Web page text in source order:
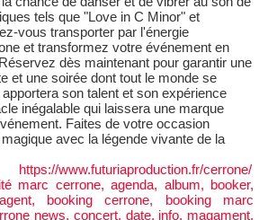
tels que "Love in C Minor" et
vous transporter par l'énergie
et transformez votre événement en
dès maintenant pour garantir une
et une soirée dont tout le monde se
son talent et son expérience
inégalable qui laissera une marque
Faites de votre occasion
avec la légende vivante de la
https://www.futuriaproduction.fr/cerrone/
marc cerrone, agenda, album, booker,
, booking cerrone,
booking marc
news, concert, date, info, magament,